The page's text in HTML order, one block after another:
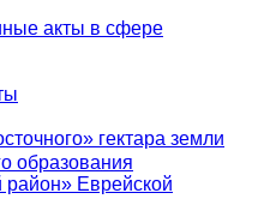
акты в сфере
гектара земли
образования
Еврейской